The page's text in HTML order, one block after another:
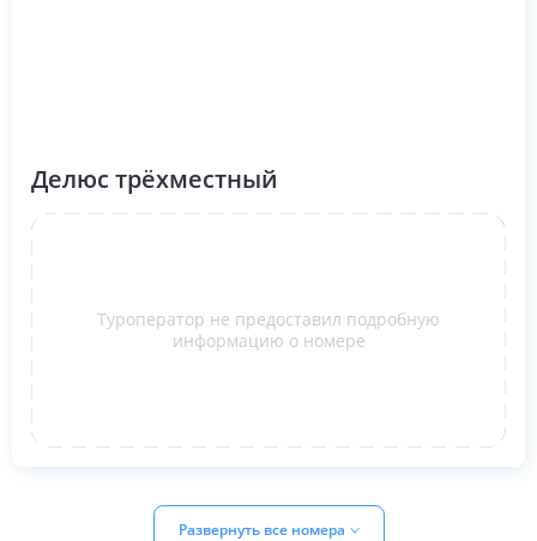
Делюс трёхместный
Туроператор не предоставил подробную
информацию о номере
Развернуть все номера